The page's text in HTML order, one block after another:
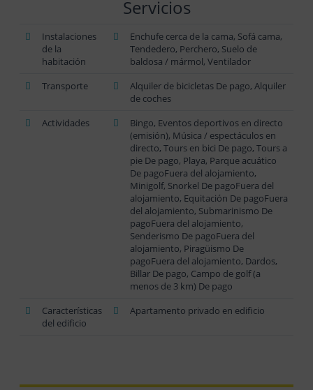
Servicios
Instalaciones
de la
habitación
Enchufe cerca de la cama, Sofá cama,
Tendedero, Perchero, Suelo de
baldosa / mármol, Ventilador
Transporte
Alquiler de bicicletas De pago, Alquiler
de coches
Actividades
Bingo, Eventos deportivos en directo
(emisión), Música / espectáculos en
directo, Tours en bici De pago, Tours a
pie De pago, Playa, Parque acuático
De pagoFuera del alojamiento,
Minigolf, Snorkel De pagoFuera del
alojamiento, Equitación De pagoFuera
del alojamiento, Submarinismo De
pagoFuera del alojamiento,
Senderismo De pagoFuera del
alojamiento, Piragüismo De
pagoFuera del alojamiento, Dardos,
Billar De pago, Campo de golf (a
menos de 3 km) De pago
Características
del edificio
Apartamento privado en edificio